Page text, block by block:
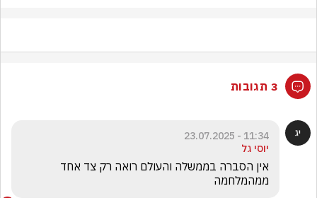
3 תגובות
11:34 - 23.07.2025
יוסי גל
ממהמלחמה